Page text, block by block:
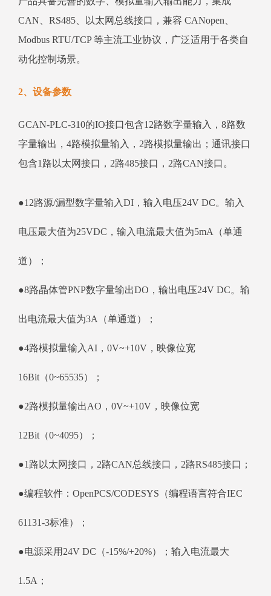
CAN、RS485、以太网总线接口，兼容 CANopen、
Modbus RTU/TCP 等主流工业协议，广泛适用于各类自
动化控制场景。
2、设备参数
GCAN-PLC-310的IO接口包含12路数字量输入，8路数
字量输出，4路模拟量输入，2路模拟量输出；通讯接口
包含1路以太网接口，2路485接口，2路CAN接口。
●12路源/漏型数字量输入DI，输入电压24V DC。输入
电压最大值为25VDC，输入电流最大值为5mA（单通
道）；
●8路晶体管PNP数字量输出DO，输出电压24V DC。输
出电流最大值为3A（单通道）；
●4路模拟量输入AI，0V~+10V，映像位宽
16Bit（0~65535）；
●2路模拟量输出AO，0V~+10V，映像位宽
12Bit（0~4095）；
●1路以太网接口，2路CAN总线接口，2路RS485接口；
●编程软件：OpenPCS/CODESYS（编程语言符合IEC
61131-3标准）；
●电源采用24V DC（-15%/+20%）；输入电流最大
1.5A；